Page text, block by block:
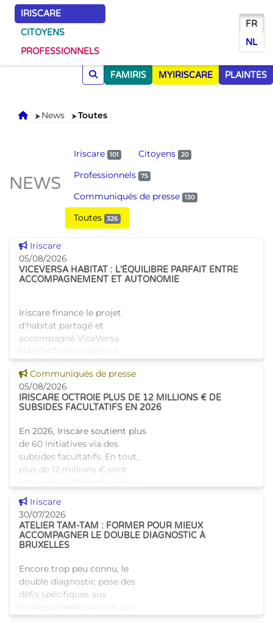
IRISCARE
CITOYENS
PROFESSIONNELS
FR
NL
FAMIRIS MYIRISCARE PLAINTES
Accueil
News Toutes
NEWS
Iriscare 101 Citoyens 20
Professionnels 75
Communiqués de presse 130
Toutes 326
Voir cette news
Iriscare
05/08/2026
VICEVERSA HABITAT : L’ÉQUILIBRE PARFAIT ENTRE
ACCOMPAGNEMENT ET AUTONOMIE
Iriscare finance le projet
d'habitat partagé et
accompagné ViceVersa
HABITAT. Une maison à
alternative innovante et
humaine aux structures
d’hébergement traditionnel
Voir cette news
Communiqués de presse
05/08/2026
IRISCARE OCTROIE PLUS DE 12 MILLIONS € DE
SUBSIDES FACULTATIFS EN 2026
En 2026, Iriscare soutient plus
de 60 initiatives via des
subsides facultatifs. En tout,
plus de 12 millions € sont
bruxellois afin de soutenir leur
travail au serv
Voir cette news
Iriscare
30/07/2026
ATELIER TAM-TAM : FORMER POUR MIEUX
ACCOMPAGNER LE DOUBLE DIAGNOSTIC À
BRUXELLES
Encore trop peu connu, le
double diagnostic pose des
défis spécifiques aux
professionnels comme aux